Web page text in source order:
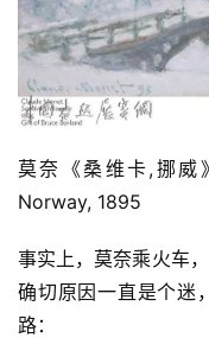
莫奈《桑维卡,挪威
Norway, 1895
事实上，莫奈乘火车
确切原因一直是个迷
路：